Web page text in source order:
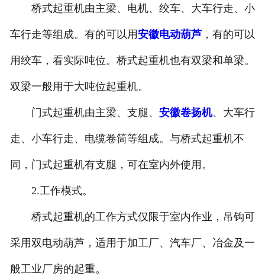
桥式起重机由主梁、电机、绞车、大车行走、小
车行走等组成。有的可以用安徽电动葫芦，有的可以
用绞车，看实际吨位。桥式起重机也有双梁和单梁。
双梁一般用于大吨位起重机。
门式起重机由主梁、支腿、 安徽卷扬机、大车行
走、小车行走、电缆卷筒等组成。与桥式起重机不
同，门式起重机有支腿，可在室内外使用。
2.工作模式。
桥式起重机的工作方式仅限于室内作业，吊钩可
采用双电动葫芦，适用于加工厂、汽车厂、冶金及一
般工业厂房的起重。